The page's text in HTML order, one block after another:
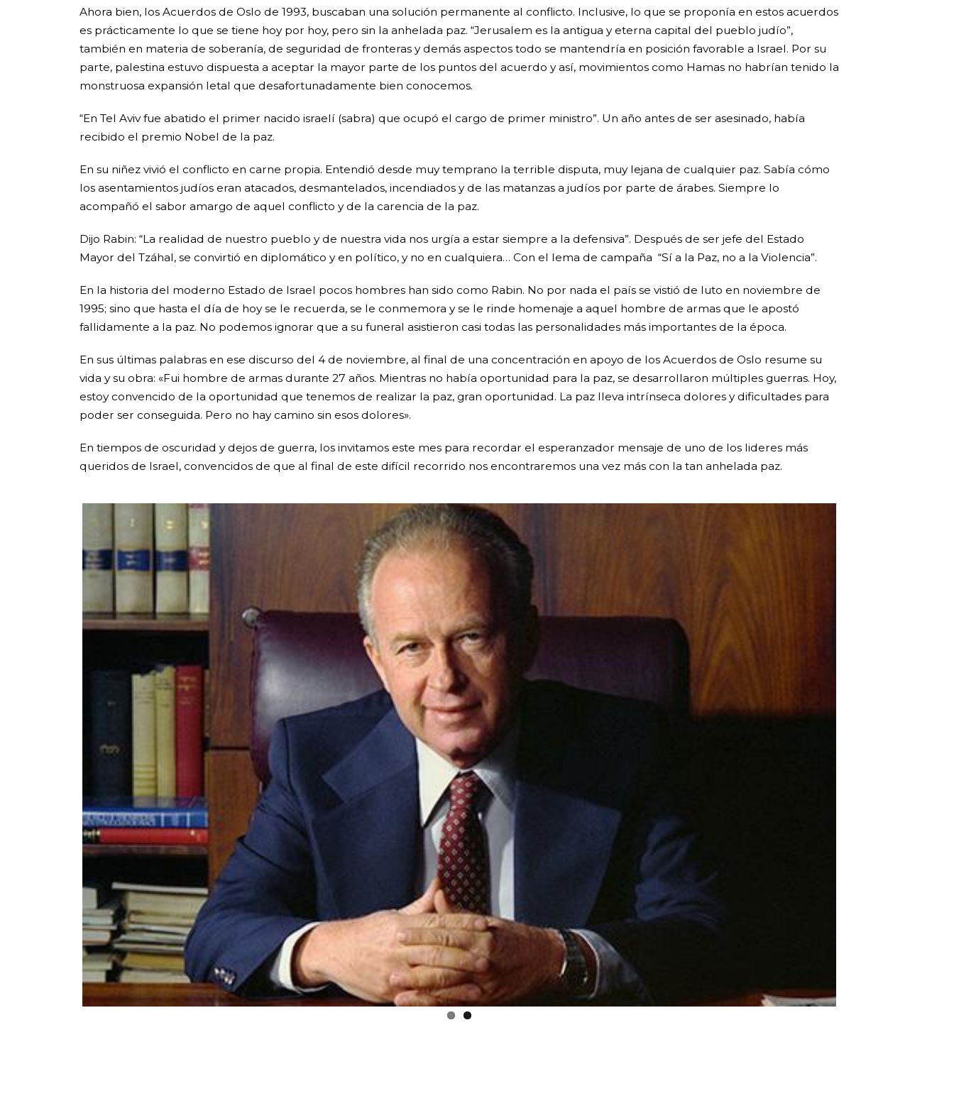
Ahora bien, los Acuerdos de Oslo de 1993, buscaban una solución permanente al conflicto. Inclusive, lo que se proponía en estos acuerdos
es prácticamente lo que se tiene hoy por hoy, pero sin la anhelada paz. “Jerusalem es la antigua y eterna capital del pueblo judío”,
también en materia de soberanía, de seguridad de fronteras y demás aspectos todo se mantendría en posición favorable a Israel. Por su
parte, palestina estuvo dispuesta a aceptar la mayor parte de los puntos del acuerdo y así, movimientos como Hamas no habrían tenido la
monstruosa expansión letal que desafortunadamente bien conocemos.
“En Tel Aviv fue abatido el primer nacido israelí (sabra) que ocupó el cargo de primer ministro”. Un año antes de ser asesinado, había
recibido el premio Nobel de la paz.
En su niñez vivió el conflicto en carne propia. Entendió desde muy temprano la terrible disputa, muy lejana de cualquier paz. Sabía cómo
los asentamientos judíos eran atacados, desmantelados, incendiados y de las matanzas a judíos por parte de árabes. Siempre lo
acompañó el sabor amargo de aquel conflicto y de la carencia de la paz.
Dijo Rabin: “La realidad de nuestro pueblo y de nuestra vida nos urgía a estar siempre a la defensiva”. Después de ser jefe del Estado
Mayor del Tzáhal, se convirtió en diplomático y en político, y no en cualquiera… Con el lema de campaña “Sí a la Paz, no a la Violencia”.
En la historia del moderno Estado de Israel pocos hombres han sido como Rabin. No por nada el país se vistió de luto en noviembre de
1995; sino que hasta el día de hoy se le recuerda, se le conmemora y se le rinde homenaje a aquel hombre de armas que le apostó
fallidamente a la paz. No podemos ignorar que a su funeral asistieron casi todas las personalidades más importantes de la época.
En sus últimas palabras en ese discurso del 4 de noviembre, al final de una concentración en apoyo de los Acuerdos de Oslo resume su
vida y su obra: «Fui hombre de armas durante 27 años. Mientras no había oportunidad para la paz, se desarrollaron múltiples guerras. Hoy,
estoy convencido de la oportunidad que tenemos de realizar la paz, gran oportunidad. La paz lleva intrínseca dolores y dificultades para
poder ser conseguida. Pero no hay camino sin esos dolores».
En tiempos de oscuridad y dejos de guerra, los invitamos este mes para recordar el esperanzador mensaje de uno de los lideres más
queridos de Israel, convencidos de que al final de este difícil recorrido nos encontraremos una vez más con la tan anhelada paz.